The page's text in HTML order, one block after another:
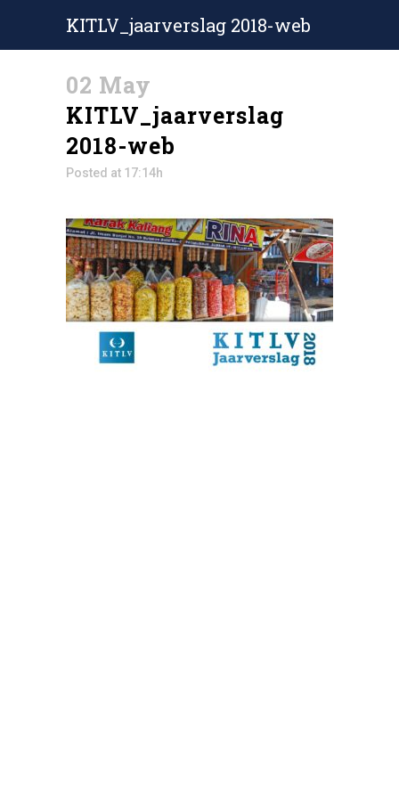
KITLV_jaarverslag 2018-web
02 May
KITLV_jaarverslag
2018-web
Posted at 17:14h